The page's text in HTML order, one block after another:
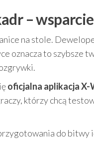
–
na stole.
oznacza to szybsze
oficjalna aplikacja X-
którzy chcą
do